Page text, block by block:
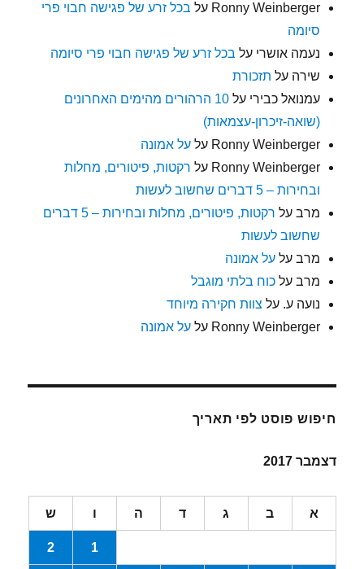
Ronny Weinberger על בכל זרע של פגישה חבוי פרי
סיומה
נעמה אושרי על בכל זרע של פגישה חבוי פרי סיומה
שירה על תזכורת
עמנואל כבירי על
10 הרהורים מהימים האחרונים
(שואה-זיכרון-עצמאות)
Ronny Weinberger עלעל אמונה
Ronny Weinberger על רקטות, פיטורים, מחלות
ובחירות – 5 דברים שחשוב לעשות
מרב על
רקטות, פיטורים, מחלות ובחירות – 5 דברים
שחשוב לעשות
מרב עלעל אמונה
מרב עלכוח בלתי מוגבל
נועה ע. על צוות חקירה מיוחד
Ronny Weinberger עלעל אמונה
חיפוש פוסט לפי תאריך
דצמבר 2017
א ב ג ד ה ו ש
1
2